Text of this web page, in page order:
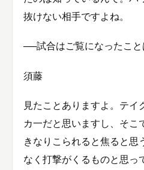
抜けない相手ですよね。
──試合はご覧になったこと
須藤
見たことありますよ。テイ
カ一だと思いますし、そこ
きなりこられると焦ると思
なく打撃がくるものと思っ